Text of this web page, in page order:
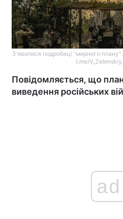
З'явилися подробиці "мирного плану"
t.me/
Повідомляється, що
виведення російських
ad